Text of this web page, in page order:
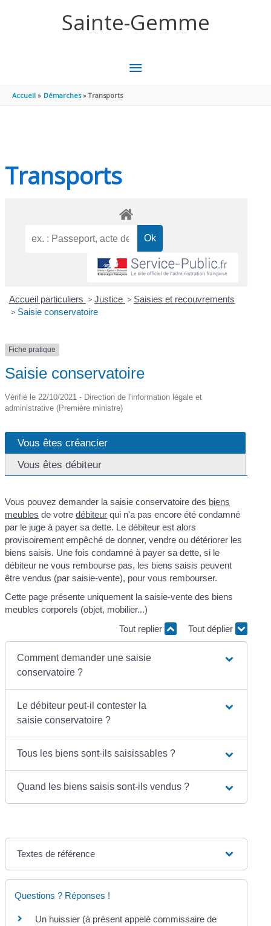
Sainte-Gemme
MENU
Accueil Démarches Transports
Transports
Accueil particuliers > Justice > Saisies et recouvrements
> Saisie conservatoire
Fiche pratique
Saisie conservatoire
Vérifié le 22/10/2021 - Direction de l'information légale et
administrative (Première ministre)
Vous êtes créancier
Vous êtes débiteur
Vous pouvez demander la saisie conservatoire des biens
meubles de votredébiteur qui n'a pas encore été condamné
par le juge à payer sa dette. Le débiteur est alors
provisoirement empêché de donner, vendre ou détériorer les
biens saisis. Une fois condamné à payer sa dette, si le
débiteur ne vous rembourse pas, les biens saisis peuvent
être vendus (par saisie-vente), pour vous rembourser.
Cette page présente uniquement la saisie-vente des biens
meubles corporels (objet, mobilier...)
Tout replier
Tout déplier
Comment demander une saisie
conservatoire ?
Le débiteur peut-il contester la
saisie conservatoire ?
Tous les biens sont-ils saisissables ?
Quand les biens saisis sont-ils vendus ?
Textes de référence
Questions ? Réponses !
Un huissier (à présent appelé commissaire de